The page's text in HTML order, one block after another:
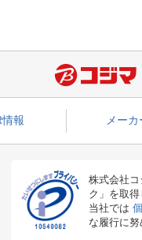
報 メー
株式会社
ク」を取得
当社では
な履行に努